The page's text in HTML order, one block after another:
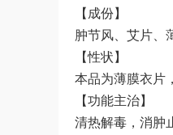
【成份】
肿节风、艾片、
【性状】
本品为薄膜衣片
【功能主治】
清热解毒，消肿